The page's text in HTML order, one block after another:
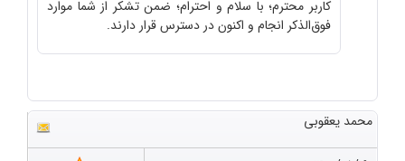
کاربر محترم؛ با سلام و احترام؛ ضمن تشکر از شما موارد
فوق‌الذکر انجام و اکنون در دسترس قرار دارند.
محمد یعقوبی